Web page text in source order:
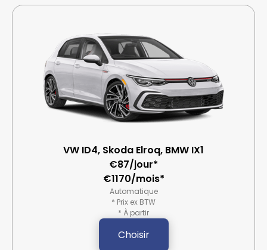
VW ID4, Skoda Elroq, BMW IX1
€87/jour*
€1170/mois*
Automatique
* Prix ex BTW
* À partir
Choisir